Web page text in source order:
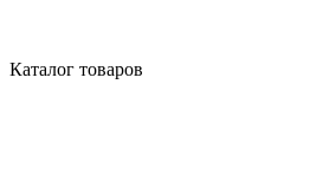
Каталог товаров